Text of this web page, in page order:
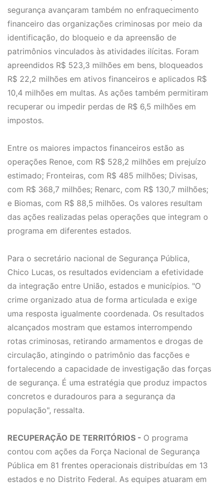
segurança avançaram também no enfraquecimento
financeiro das organizações criminosas por meio da
identificação, do bloqueio e da apreensão de
patrimônios vinculados às atividades ilícitas. Foram
apreendidos R$ 523,3 milhões em bens, bloqueados
R$ 22,2 milhões em ativos financeiros e aplicados R$
10,4 milhões em multas. As ações também permitiram
recuperar ou impedir perdas de R$ 6,5 milhões em
impostos.
Entre os maiores impactos financeiros estão as
operações Renoe, com R$ 528,2 milhões em prejuízo
estimado; Fronteiras, com R$ 485 milhões; Divisas,
com R$ 368,7 milhões; Renarc, com R$ 130,7 milhões;
e Biomas, com R$ 88,5 milhões. Os valores resultam
das ações realizadas pelas operações que integram o
programa em diferentes estados.
Para o secretário nacional de Segurança Pública,
Chico Lucas, os resultados evidenciam a efetividade
da integração entre União, estados e municípios. "O
crime organizado atua de forma articulada e exige
uma resposta igualmente coordenada. Os resultados
alcançados mostram que estamos interrompendo
rotas criminosas, retirando armamentos e drogas de
circulação, atingindo o patrimônio das facções e
fortalecendo a capacidade de investigação das forças
de segurança. É uma estratégia que produz impactos
concretos e duradouros para a segurança da
população", ressalta.
RECUPERAÇÃO DE TERRITÓRIOS - O programa
contou com ações da Força Nacional de Segurança
Pública em 81 frentes operacionais distribuídas em 13
estados e no Distrito Federal. As equipes atuaram em